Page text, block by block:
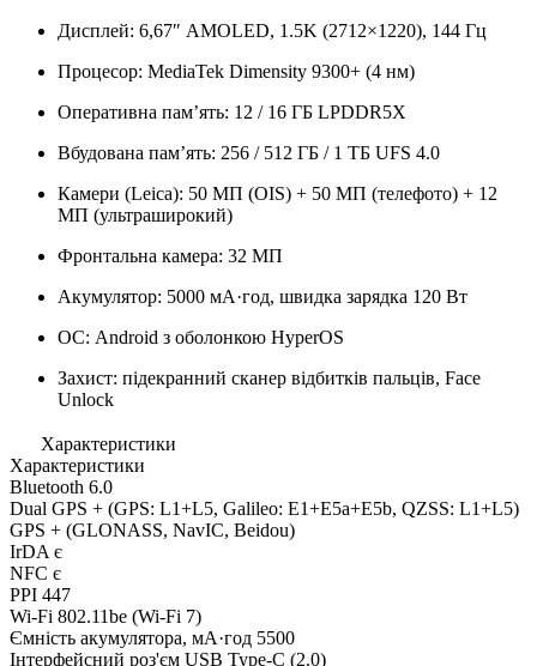
Дисплей: 6,67″ AMOLED, 1.5K (2712×1220), 144 Гц
Процесор: MediaTek Dimensity 9300+ (4 нм)
Оперативна пам’ять: 12 / 16 ГБ LPDDR5X
Вбудована пам’ять: 256 / 512 ГБ / 1 ТБ UFS 4.0
Камери (Leica): 50 МП (OIS) + 50 МП (телефото) + 12
МП (ультраширокий)
Фронтальна камера: 32 МП
Акумулятор: 5000 мА·год, швидка зарядка 120 Вт
ОС: Android з оболонкою HyperOS
Захист: підекранний сканер відбитків пальців, Face
Unlock
Характеристики
Характеристики
Bluetooth 6.0
Dual GPS + (GPS: L1+L5, Galileo: E1+E5a+E5b, QZSS: L1+L5)
GPS + (GLONASS, NavIC, Beidou)
IrDA є
NFC є
PPI 447
Wi-Fi 802.11be (Wi-Fi 7)
Ємність акумулятора, мА·год 5500
Інтерфейсний роз'єм USB Type-C (2.0)